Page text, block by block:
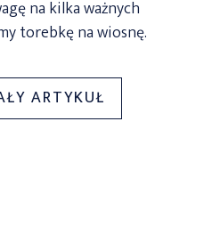
na kilka ważnych
torebkę na wiosnę.
ARTYKUŁ
OKNEM